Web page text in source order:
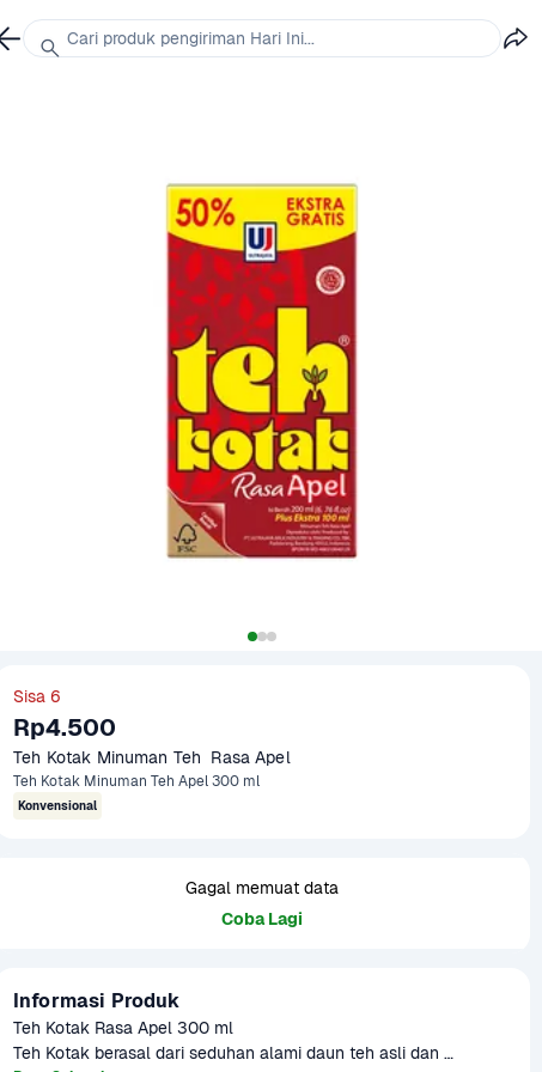
Sisa 6
Rp4.500
Teh Kotak Minuman Teh  Rasa Apel
Teh Kotak Minuman Teh Apel 300 ml
Konvensional
Gagal memuat data
Coba Lagi
Informasi Produk
Teh Kotak Rasa Apel 300 ml
Teh Kotak berasal dari seduhan alami daun teh asli dan
Cari produk pengiriman Hari Ini...